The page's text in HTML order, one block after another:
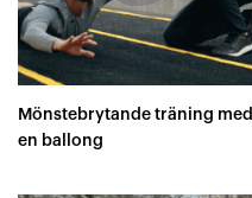
Mönstebrytande träning med
en ballong